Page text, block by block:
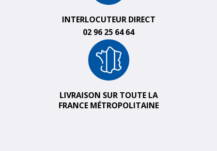
INTERLOCUTEUR DIRECT
02 96 25 64 64
LIVRAISON SUR TOUTE LA
FRANCE MÉTROPOLITAINE